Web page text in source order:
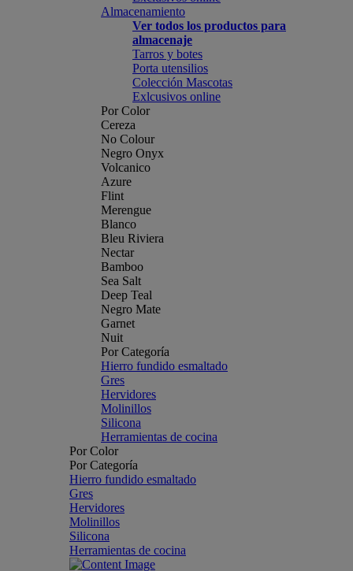
Almacenamiento
Ver todos los productos para
almacenaje
Tarros y botes
Porta utensilios
Colección Mascotas
Exlcusivos online
Por Color
Cereza
No Colour
Negro Onyx
Volcanico
Azure
Flint
Merengue
Blanco
Bleu Riviera
Nectar
Bamboo
Sea Salt
Deep Teal
Negro Mate
Garnet
Nuit
Por Categoría
Hierro fundido esmaltado
Gres
Hervidores
Molinillos
Silicona
Herramientas de cocina
Por Color
Por Categoría
Hierro fundido esmaltado
Gres
Hervidores
Molinillos
Silicona
Herramientas de cocina